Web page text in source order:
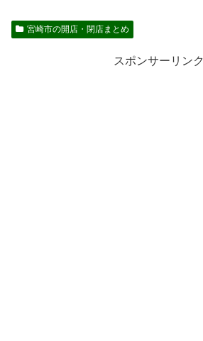
宮崎市の開店・閉店まとめ
スポンサーリンク